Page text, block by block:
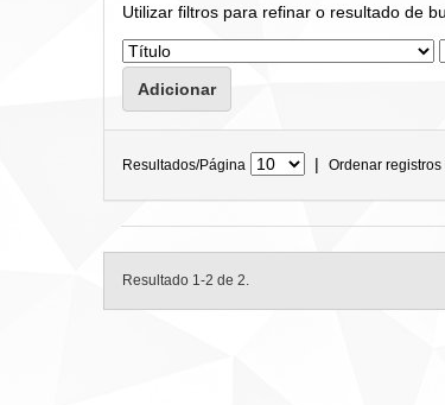
Utilizar filtros para refinar o resultado de
Resultados/Página | Ordenar registros
Resultado 1-2 de 2.